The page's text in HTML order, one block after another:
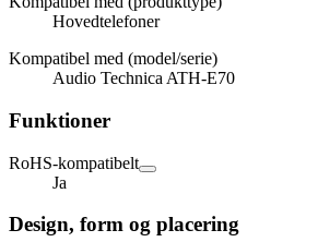
Hovedtelefoner
Kompatibel med (model/serie)
Audio Technica ATH-E70
Funktioner
RoHS-kompatibelt
Ja
Design, form og placering